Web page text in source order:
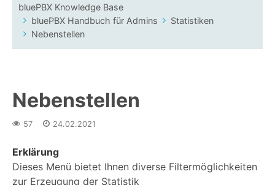
bluePBX Knowledge Base
bluePBX Handbuch für Admins
Statistiken
Nebenstellen
Nebenstellen
57 24.02.2021
Erklärung
Dieses Menü bietet Ihnen diverse Filtermöglichkeiten
zur Erzeugung der Statistik